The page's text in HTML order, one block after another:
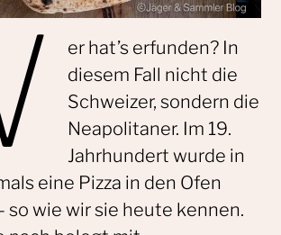
er hat’s erfunden? In
diesem Fall nicht die
Schweizer, sondern die
Neapolitaner. Im 19.
Jahrhundert wurde in
eine Pizza in den Ofen
so wie wir sie heute kennen.